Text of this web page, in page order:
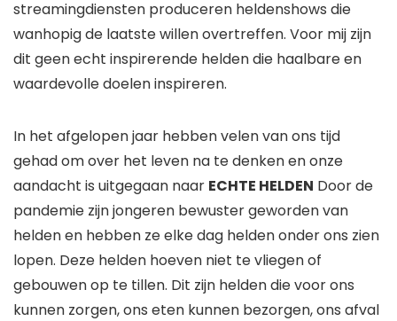
streamingdiensten produceren heldenshows die
wanhopig de laatste willen overtreffen. Voor mij zijn
dit geen echt inspirerende helden die haalbare en
waardevolle doelen inspireren.
In het afgelopen jaar hebben velen van ons tijd
gehad om over het leven na te denken en onze
aandacht is uitgegaan naar ECHTE HELDEN ​ Door de
pandemie zijn jongeren bewuster geworden van
helden en hebben ze elke dag helden onder ons zien
lopen. Deze helden hoeven niet te vliegen of
gebouwen op te tillen. Dit zijn helden die voor ons
kunnen zorgen, ons eten kunnen bezorgen, ons afval